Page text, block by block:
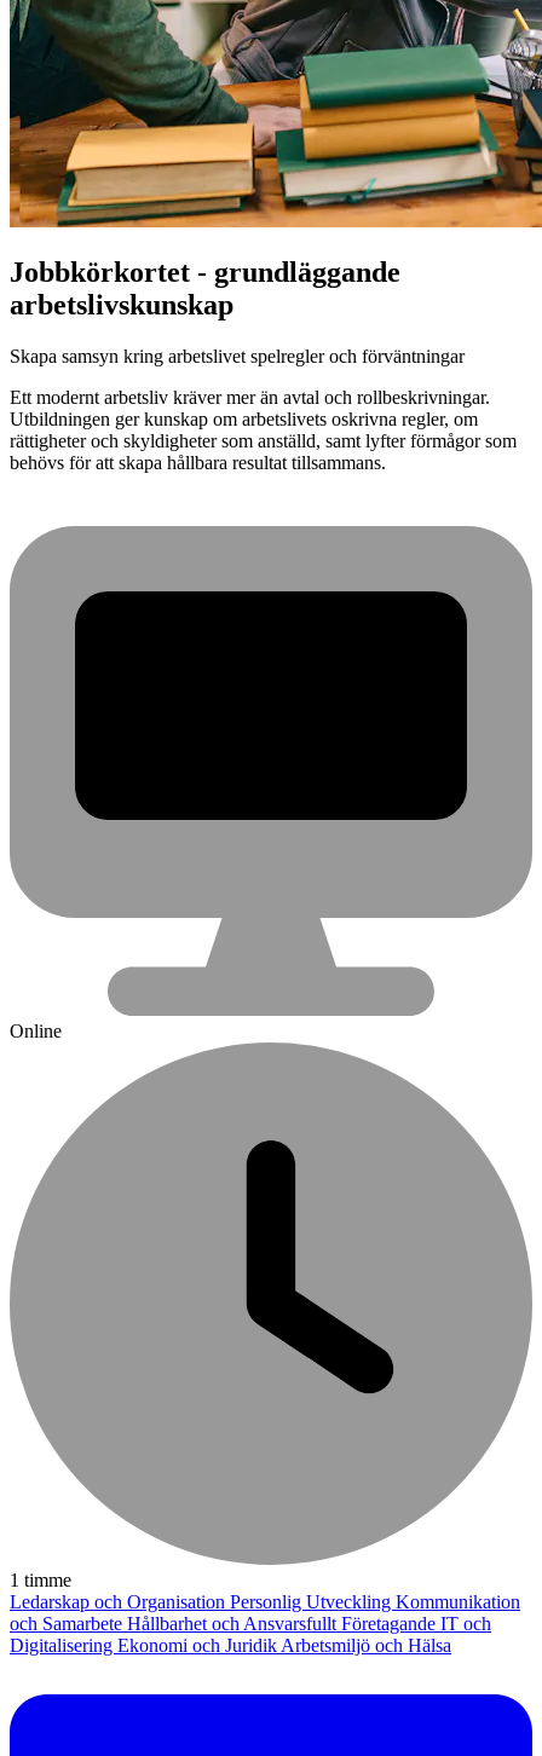
Jobbkörkortet - grundläggande
arbetslivskunskap
Skapa samsyn kring arbetslivet spelregler och förväntningar
Ett modernt arbetsliv kräver mer än avtal och rollbeskrivningar.
Utbildningen ger kunskap om arbetslivets oskrivna regler, om
rättigheter och skyldigheter som anställd, samt lyfter förmågor som
behövs för att skapa hållbara resultat tillsammans.
Online
1 timme
Ledarskap och Organisation Personlig Utveckling Kommunikation
och Samarbete Hållbarhet och Ansvarsfullt Företagande IT och
Digitalisering Ekonomi och Juridik Arbetsmiljö och Hälsa